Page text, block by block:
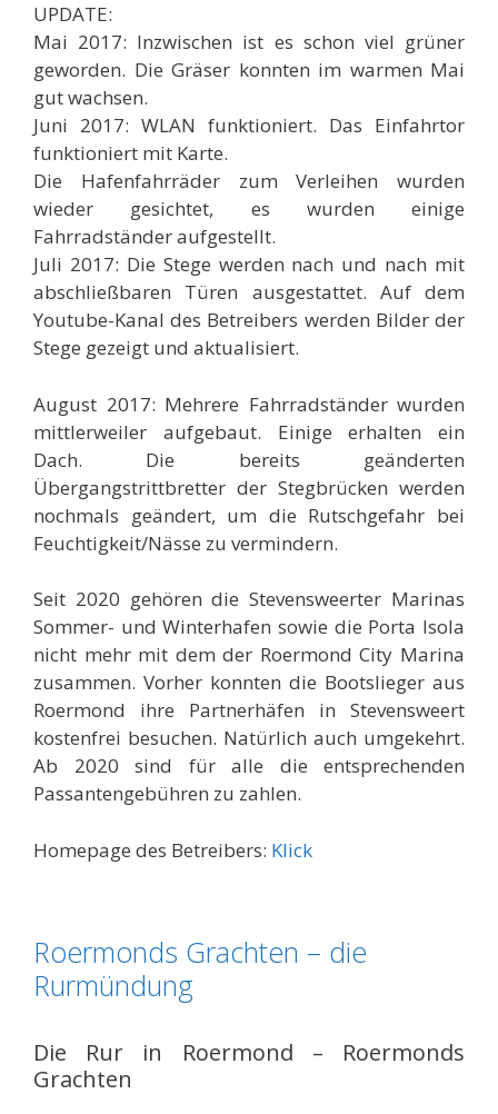
UPDATE:
Mai 2017: Inzwischen ist es schon viel grüner
geworden. Die Gräser konnten im warmen Mai
gut wachsen.
Juni 2017: WLAN funktioniert. Das Einfahrtor
funktioniert mit Karte.
Die Hafenfahrräder zum Verleihen wurden
wieder gesichtet, es wurden einige
Fahrradständer aufgestellt.
Juli 2017: Die Stege werden nach und nach mit
abschließbaren Türen ausgestattet. Auf dem
Youtube-Kanal des Betreibers werden Bilder der
Stege gezeigt und aktualisiert.
August 2017: Mehrere Fahrradständer wurden
mittlerweiler aufgebaut. Einige erhalten ein
Dach. Die bereits geänderten
Übergangstrittbretter der Stegbrücken werden
nochmals geändert, um die Rutschgefahr bei
Feuchtigkeit/Nässe zu vermindern.
Seit 2020 gehören die Stevensweerter Marinas
Sommer- und Winterhafen sowie die Porta Isola
nicht mehr mit dem der Roermond City Marina
zusammen. Vorher konnten die Bootslieger aus
Roermond ihre Partnerhäfen in Stevensweert
kostenfrei besuchen. Natürlich auch umgekehrt.
Ab 2020 sind für alle die entsprechenden
Passantengebühren zu zahlen.
Homepage des Betreibers: Klick
Roermonds Grachten – die
Rurmündung
Die Rur in Roermond – Roermonds
Grachten